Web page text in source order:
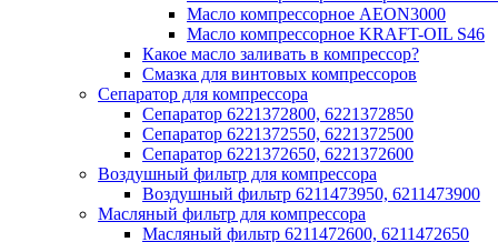
Масло компрессорное AEON3000
Масло компрессорное KRAFT-OIL S46
Какое масло заливать в компрессор?
Смазка для винтовых компрессоров
Сепаратор для компрессора
Сепаратор 6221372800, 6221372850
Сепаратор 6221372550, 6221372500
Сепаратор 6221372650, 6221372600
Воздушный фильтр для компрессора
Воздушный фильтр 6211473950, 6211473900
Масляный фильтр для компрессора
Масляный фильтр 6211472600, 6211472650